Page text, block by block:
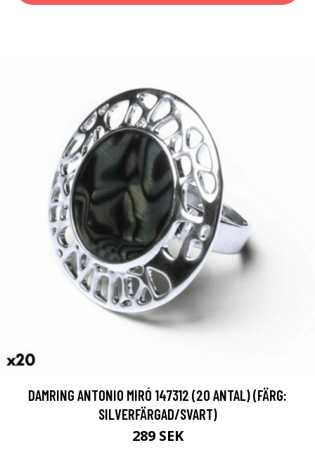
DAMRING ANTONIO MIRÓ 147312 (20 ANTAL) (FÄRG:
SILVERFÄRGAD/SVART)
289 SEK